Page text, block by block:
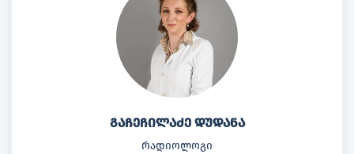
გაჩეჩილაძე დუდანა
რადიოლოგი